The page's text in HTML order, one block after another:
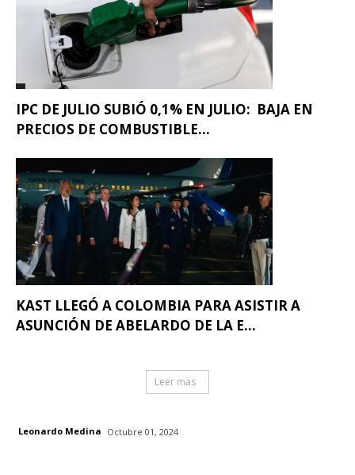
IPC DE JULIO SUBIÓ 0,1% EN JULIO: BAJA EN
PRECIOS DE COMBUSTIBLE...
KAST LLEGÓ A COLOMBIA PARA ASISTIR A
ASUNCIÓN DE ABELARDO DE LA E...
Leer mas
Leonardo Medina Octubre 01, 2024